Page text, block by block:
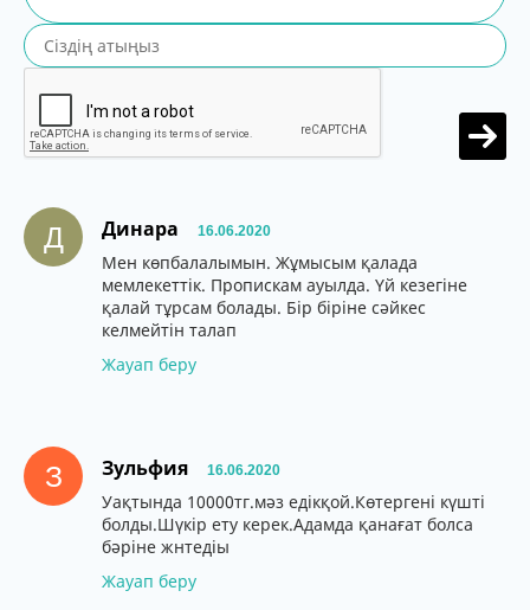
Д Динара 16.06.2020
Мен көпбалалымын. Жұмысым қалада
мемлекеттік. Пропискам ауылда. Үй кезегіне
қалай тұрсам болады. Бір біріне сәйкес
келмейтін талап
Жауап беру
З Зульфия 16.06.2020
Уақтында 10000тг.мәз едікқой.Көтергені күшті
болды.Шүкір ету керек.Адамда қанағат болса
бәріне жнтедіы
Жауап беру